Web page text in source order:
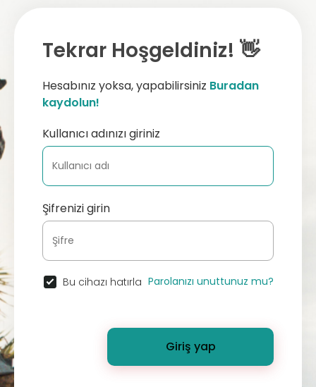
Tekrar Hoşgeldiniz! 👋
Hesabınız yoksa, yapabilirsiniz Buradan
kaydolun!
Kullanıcı adınızı giriniz
Şifrenizi girin
Bu cihazı hatırla Parolanızı unuttunuz mu?
Giriş yap